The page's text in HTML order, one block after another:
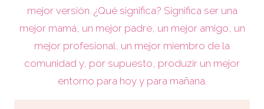
mejor versión. ¿Qué significa? Significa ser una
mejor mamá, un mejor padre, un mejor amigo, un
mejor profesional, un mejor miembro de la
comunidad y, por supuesto, produzir un mejor
entorno para hoy y para mañana.